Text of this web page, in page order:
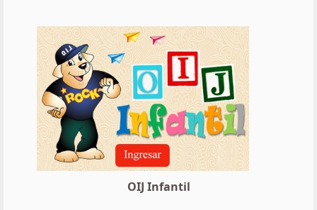
OIJ Infantil